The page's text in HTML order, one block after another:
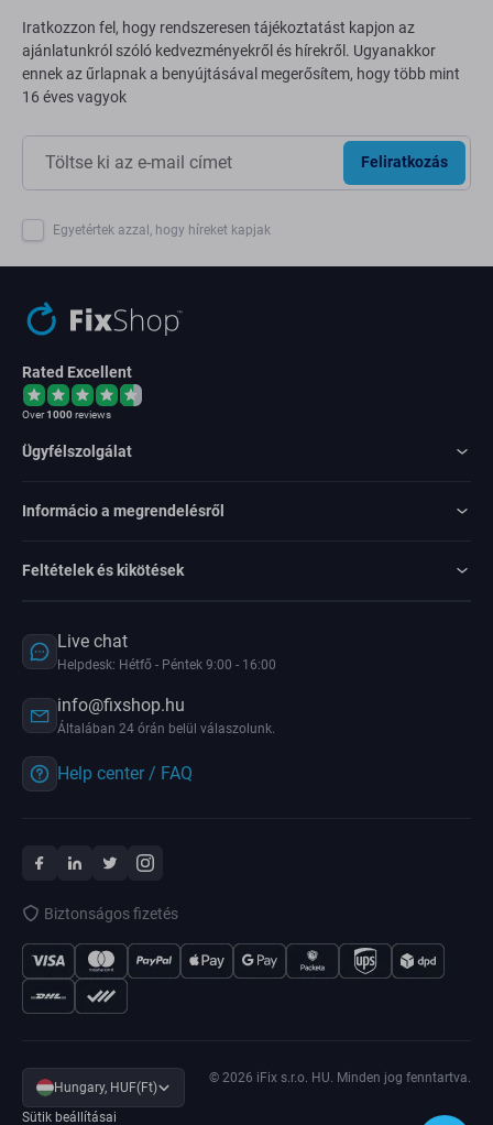
Iratkozzon fel, hogy rendszeresen tájékoztatást kapjon az
ajánlatunkról szóló kedvezményekről és hírekről. Ugyanakkor
ennek az űrlapnak a benyújtásával megerősítem, hogy több mint
16 éves vagyok
Feliratkozás
Egyetértek azzal, hogy híreket kapjak
Rated Excellent
Over1000reviews
Ügyfélszolgálat
Informácio a megrendelésről
Feltételek és kikötések
Live chat
Helpdesk: Hétfő - Péntek 9:00 - 16:00
info@fixshop.hu
Általában 24 órán belül válaszolunk.
Help center / FAQ
Biztonságos fizetés
Hungary, HUF(Ft)
Sütik beállításai
© 2026 iFix s.r.o. HU. Minden jog fenntartva.